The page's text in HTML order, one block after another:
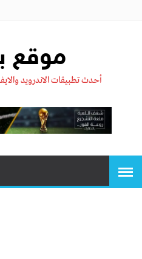
موقع
أحدث تطبيقات الاندرويد